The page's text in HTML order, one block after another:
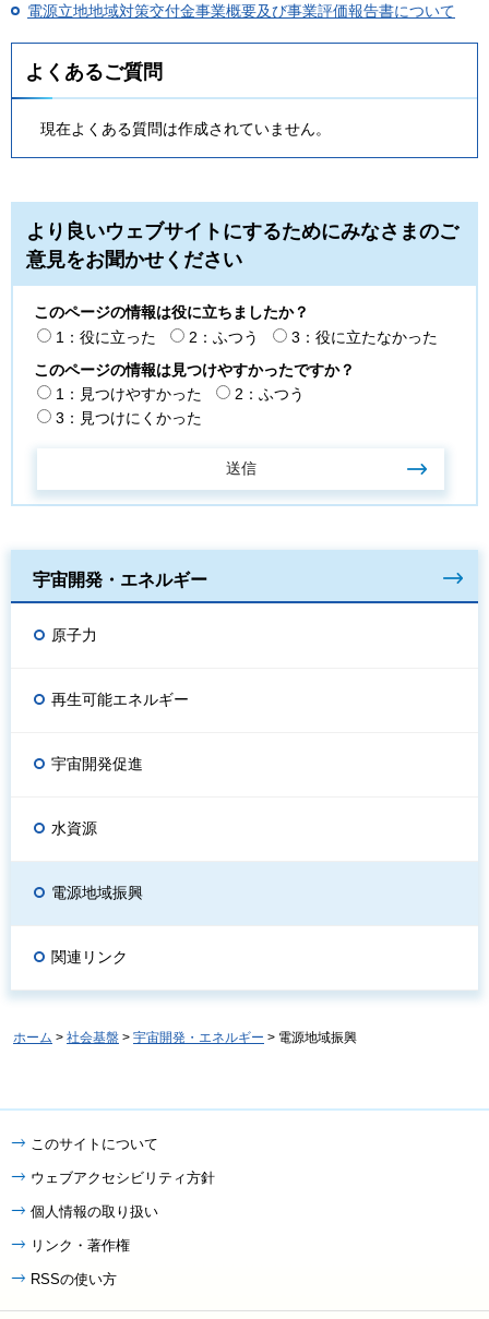
電源立地地域対策交付金事業概要及び事業評価報告書について
よくあるご質問
現在よくある質問は作成されていません。
より良いウェブサイトにするためにみなさまのご
意見をお聞かせください
このページの情報は役に立ちましたか？
1：役に立った
2：ふつう
3：役に立たなかった
このページの情報は見つけやすかったですか？
1：見つけやすかった
2：ふつう
3：見つけにくかった
宇宙開発・エネルギー
原子力
再生可能エネルギー
宇宙開発促進
水資源
電源地域振興
関連リンク
ホーム > 社会基盤 > 宇宙開発・エネルギー > 電源地域振興
このサイトについて
ウェブアクセシビリティ方針
個人情報の取り扱い
リンク・著作権
RSSの使い方